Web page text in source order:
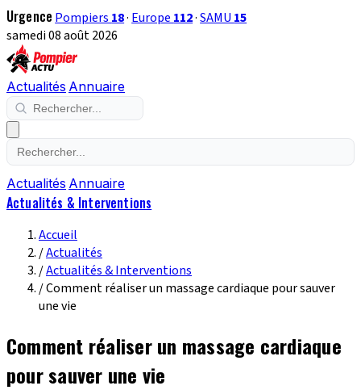
Urgence Pompiers 18· Europe 112·SAMU 15
samedi 08 août 2026
Actualités Annuaire
Actualités Annuaire
Actualités & Interventions
Accueil
/Actualités
/Actualités & Interventions
/Comment réaliser un massage cardiaque pour sauver
une vie
Comment réaliser un massage cardiaque
pour sauver une vie